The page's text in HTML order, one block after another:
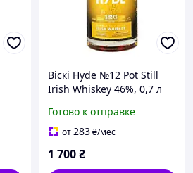
Віскі Hyde №12 Pot Still
Irish Whiskey 46%, 0,7 л
Готово к отправке
от283₴/мес
1 700₴